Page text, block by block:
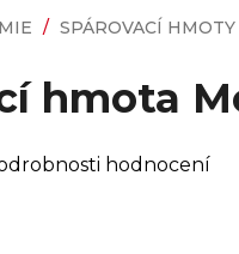
/ SPÁROVACÍ HMOTY
hmota
hodnocení